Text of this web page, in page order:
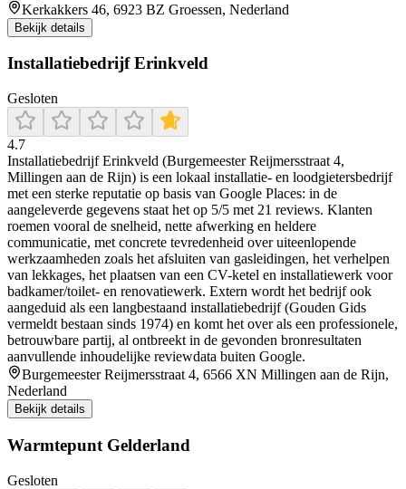
Kerkakkers 46, 6923 BZ Groessen, Nederland
Bekijk details
Installatiebedrijf Erinkveld
Gesloten
4.7
Installatiebedrijf Erinkveld (Burgemeester Reijmersstraat 4,
Millingen aan de Rijn) is een lokaal installatie- en loodgietersbedrijf
met een sterke reputatie op basis van Google Places: in de
aangeleverde gegevens staat het op 5/5 met 21 reviews. Klanten
roemen vooral de snelheid, nette afwerking en heldere
communicatie, met concrete tevredenheid over uiteenlopende
werkzaamheden zoals het afsluiten van gasleidingen, het verhelpen
van lekkages, het plaatsen van een CV-ketel en installatiewerk voor
badkamer/toilet- en renovatiewerk. Extern wordt het bedrijf ook
aangeduid als een langbestaand installatiebedrijf (Gouden Gids
vermeldt bestaan sinds 1974) en komt het over als een professionele,
betrouwbare partij, al ontbreekt in de gevonden bronresultaten
aanvullende inhoudelijke reviewdata buiten Google.
Burgemeester Reijmersstraat 4, 6566 XN Millingen aan de Rijn,
Nederland
Bekijk details
Warmtepunt Gelderland
Gesloten